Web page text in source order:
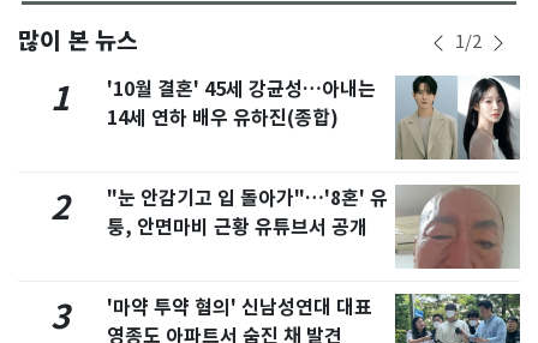
많이 본 뉴스 1/2
1
'10월 결혼' 45세 강균성…아내는
14세 연하 배우 유하진(종합)
2
"눈 안감기고 입 돌아가"…'8혼' 유
퉁, 안면마비 근황 유튜브서 공개
3
'마약 투약 혐의' 신남성연대 대표
영종도 아파트서 숨진 채 발견